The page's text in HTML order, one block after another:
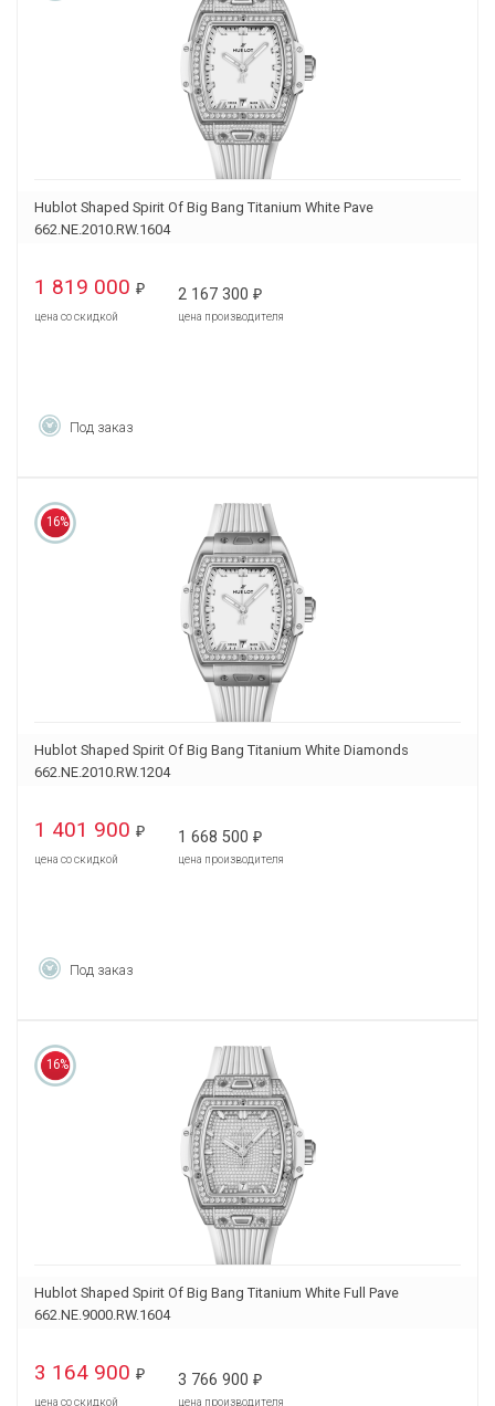
Hublot Shaped Spirit Of Big Bang Titanium White Pave
662.NE.2010.RW.1604
1 819 000 ₽
цена со скидкой
2 167 300 ₽
цена производителя
Под заказ
16%
Hublot Shaped Spirit Of Big Bang Titanium White Diamonds
662.NE.2010.RW.1204
1 401 900 ₽
цена со скидкой
1 668 500 ₽
цена производителя
Под заказ
16%
Hublot Shaped Spirit Of Big Bang Titanium White Full Pave
662.NE.9000.RW.1604
3 164 900 ₽
цена со скидкой
3 766 900 ₽
цена производителя